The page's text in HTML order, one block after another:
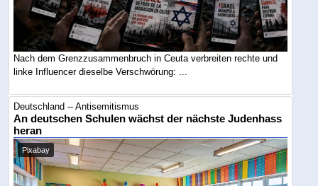
Nach dem Grenzzusammenbruch in Ceuta verbreiten rechte und
linke Influencer dieselbe Verschwörung: ...
Deutschland -- Antisemitismus
An deutschen Schulen wächst der nächste Judenhass
heran
Pixabay